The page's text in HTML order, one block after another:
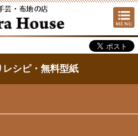
レシピ・無料型紙